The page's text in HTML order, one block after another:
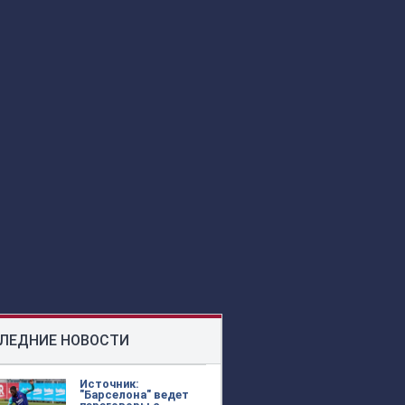
НОВОСТИ
Источник:
"Барселона" ведет